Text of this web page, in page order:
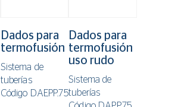
Dados para
termofusión
Sistema de
tuberías
Código DAEPP.75
Dados para
termofusión
uso rudo
Sistema de
tuberías